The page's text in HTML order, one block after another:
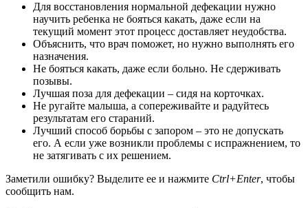
Для восстановления нормальной дефекации нужно
научить ребенка не бояться какать, даже если на
текущий момент этот процесс доставляет неудобства.
Объяснить, что врач поможет, но нужно выполнять его
назначения.
Не бояться какать, даже если больно. Не сдерживать
позывы.
Лучшая поза для дефекации – сидя на корточках.
Не ругайте малыша, а сопереживайте и радуйтесь
результатам его стараний.
Лучший способ борьбы с запором – это не допускать
его. А если уже возникли проблемы с испражнением, то
не затягивать с их решением.
Заметили ошибку? Выделите ее и нажмите Ctrl+Enter, чтобы
сообщить нам.